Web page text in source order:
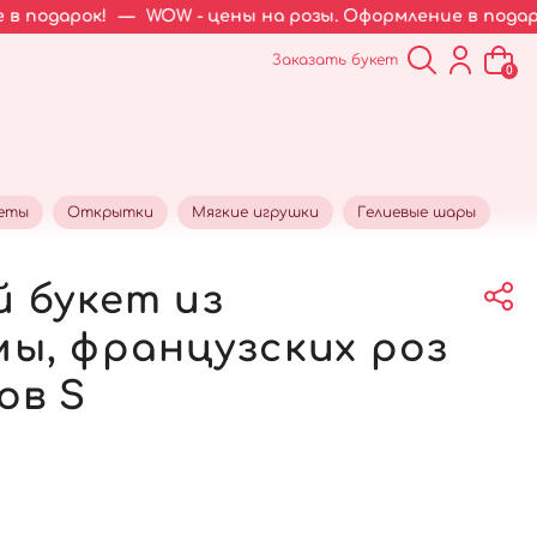
— WOW - цены на розы. Оформление в подарок! —
Заказать букет
0
Открытки Мягкие игрушки Гелиевые шары
букет из
французских роз
S